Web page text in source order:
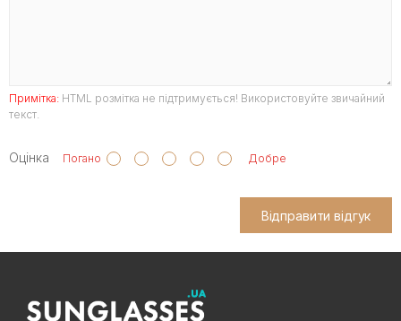
Примітка: HTML розмітка не підтримується! Використовуйте звичайний
текст.
Оцінка Погано Добре
Відправити відгук